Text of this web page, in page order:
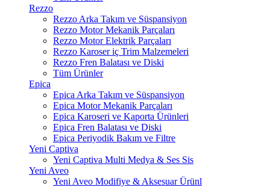
Rezzo
Rezzo Arka Takım ve Süspansiyon
Rezzo Motor Mekanik Parçaları
Rezzo Motor Elektrik Parçaları
Rezzo Karoser iç Trim Malzemeleri
Rezzo Fren Balatası ve Diski
Tüm Ürünler
Epica
Epica Arka Takım ve Süspansiyon
Epica Motor Mekanik Parçaları
Epica Karoseri ve Kaporta Ürünleri
Epica Fren Balatası ve Diski
Epica Periyodik Bakım ve Filtre
Yeni Captiva
Yeni Captiva Multi Medya & Ses Sis
Yeni Aveo
Yeni Aveo Modifiye & Aksesuar Ürünl